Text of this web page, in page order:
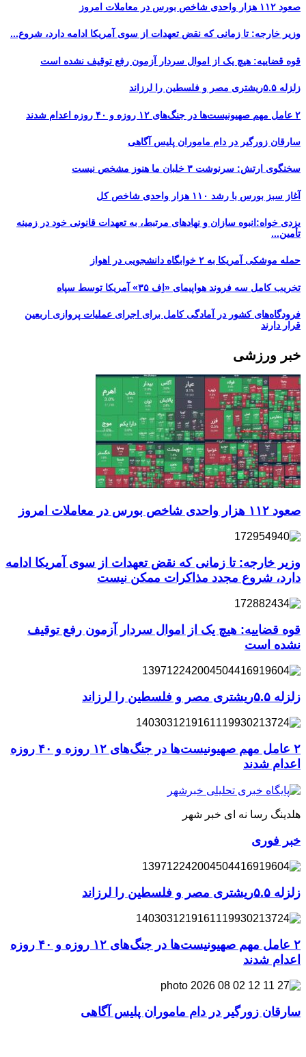
صعود ۱۱۲ هزار واحدی شاخص بورس در معاملات امروز
وزیر خارجه: تا زمانی که نقض تعهدات از سوی آمریکا ادامه دارد، شروع...
قوه قضاییه: هیچ یک از اموال سردار آزمون رفع توقیف نشده است
زلزله ۵.۵ریشتری مصر و فلسطین را لرزاند
۲ عامل مهم صهیونیست‌ها در جنگ‌های ۱۲ روزه و ۴۰ روزه اعدام شدند
سارقان زورگیر در دام ماموران پلیس آگاهی
سخنگوی ارتش: سرنوشت ۳ خلبان ما هنوز مشخص نیست
آغاز سبز بورس با رشد ۱۱۰ هزار واحدی شاخص کل
یزدی خواه:انبوه سازان و نهادهای مرتبط، به تعهدات قانونی خود در زمینه
تأمین...
حمله موشکی آمریکا به ۲ خوابگاه دانشجویی در اهواز
تخریب کامل سه فروند هواپیمای «اِف ۳۵» آمریکا توسط سپاه
فرودگاه‌های کشور در آمادگی کامل برای اجرای عملیات پروازی اربعین
قرار دارند
خبر ورزشی
صعود ۱۱۲ هزار واحدی شاخص بورس در معاملات امروز
وزیر خارجه: تا زمانی که نقض تعهدات از سوی آمریکا ادامه
دارد، شروع مجدد مذاکرات ممکن نیست
قوه قضاییه: هیچ یک از اموال سردار آزمون رفع توقیف
نشده است
زلزله ۵.۵ریشتری مصر و فلسطین را لرزاند
۲ عامل مهم صهیونیست‌ها در جنگ‌های ۱۲ روزه و ۴۰ روزه
اعدام شدند
هلدینگ رسا نه ای خبر شهر
خبر فوری
زلزله ۵.۵ریشتری مصر و فلسطین را لرزاند
۲ عامل مهم صهیونیست‌ها در جنگ‌های ۱۲ روزه و ۴۰ روزه
اعدام شدند
سارقان زورگیر در دام ماموران پلیس آگاهی